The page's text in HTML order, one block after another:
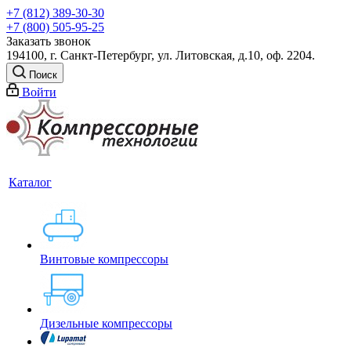
+7 (812) 389-30-30
+7 (800) 505-95-25
Заказать звонок
194100, г. Санкт-Петербург, ул. Литовская, д.10, оф. 2204.
Поиск
Войти
Каталог
Винтовые компрессоры
Дизельные компрессоры